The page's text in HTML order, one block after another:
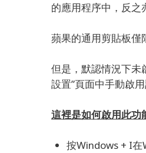
的應用程序中，反之
蘋果的通用剪貼板僅
但是，默認情況下未
設置”頁面中手動啟用
這裡是如何啟用此功
按Windows + I在